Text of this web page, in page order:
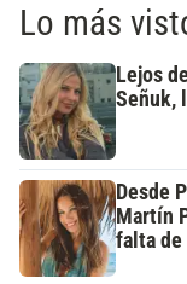
Lo más
Lejos
Señuk,
Desde
Martín
falta de